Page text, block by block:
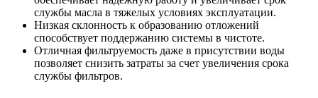
службы масла в тяжелых условиях эксплуатации.
Низкая склонность к образованию отложений
способствует поддержанию системы в чистоте.
Отличная фильтруемость даже в присутствии воды
позволяет снизить затраты за счет увеличения срока
службы фильтров.